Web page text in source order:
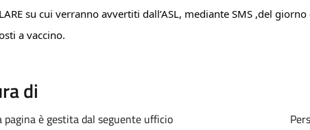
su cui verranno avvertiti dall’ASL, mediante SMS ,del
a vaccino.
di
pagina è gestita dal seguente ufficio